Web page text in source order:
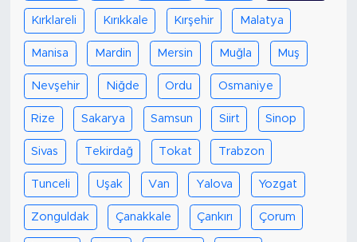
Kırklareli Kırıkkale Kırşehir Malatya
Manisa Mardin Mersin Muğla Muş
Nevşehir Niğde Ordu Osmaniye
Rize Sakarya Samsun Siirt Sinop
Sivas Tekirdağ Tokat Trabzon
Tunceli Uşak Van Yalova Yozgat
Zonguldak Çanakkale Çankırı Çorum